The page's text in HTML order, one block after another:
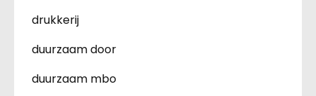
drukkerij
duurzaam door
duurzaam mbo